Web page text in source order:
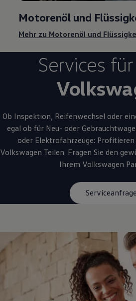
Motorenöl und
Mehr zu Motorenöl und
Services für
Ob Inspektion, Reifenwechsel oder
egal ob für Neu- oder
oder Elektrofahrzeuge:
Volkswagen Teilen. Fragen Sie den
Ihrem Volkswagen
Serviceanfrage